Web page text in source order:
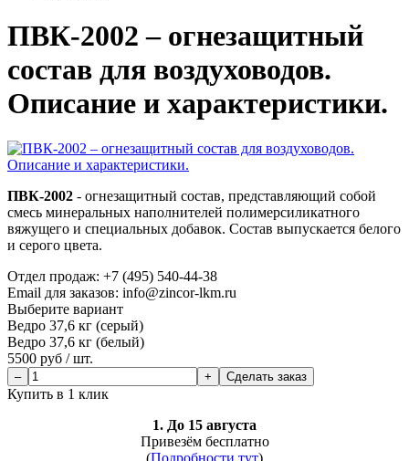
ПВК-2002 – огнезащитный
состав для воздуховодов.
Описание и характеристики.
ПВК-2002 - огнезащитный состав, представляющий собой
смесь минеральных наполнителей полимерсиликатного
вяжущего и специальных добавок. Состав выпускается белого
и серого цвета.
Отдел продаж: +7 (495) 540-44-38
Email для заказов: info@zincor-lkm.ru
Выберите вариант
Ведро 37,6 кг (серый)
Ведро 37,6 кг (белый)
5500 руб /шт.
Сделать заказ
Купить в 1 клик
1. До 15 августа
Привезём бесплатно
(Подробности тут)